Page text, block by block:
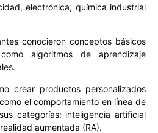
electrónica, química industrial
conocieron conceptos básicos
algoritmos de aprendizaje
crear productos personalizados
el comportamiento en línea de
categorías: inteligencia artificial
aumentada (RA).